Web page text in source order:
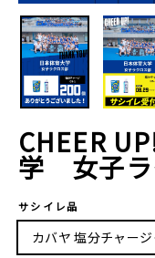
CHEER
学 女子ラ
サシイレ品
カバヤ 塩分チャー